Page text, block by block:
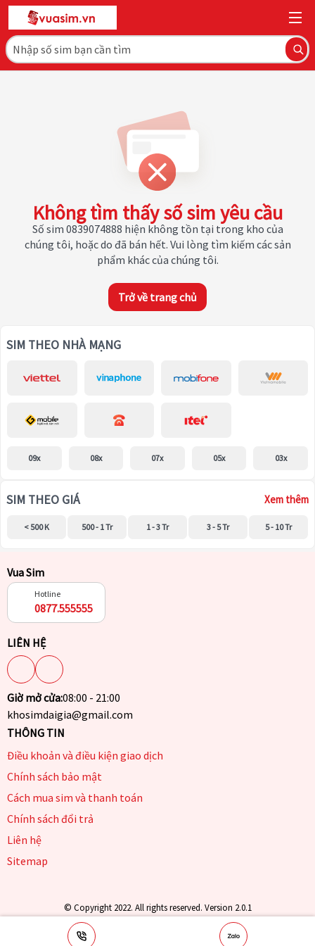
Không tìm thấy số sim yêu cầu
Số sim 0839074888 hiện không tồn tại trong kho của
chúng tôi, hoặc do đã bán hết. Vui lòng tìm kiếm các sản
phẩm khác của chúng tôi.
Trở về trang chủ
SIM THEO NHÀ MẠNG
09x 08x 07x 05x 03x
SIM THEO GIÁ Xem thêm
< 500 K 500 - 1 Tr 1 - 3 Tr 3 - 5 Tr 5 - 10 Tr
Vua Sim
Hotline
0877.555555
LIÊN HỆ
Giờ mở cửa:08:00 - 21:00
khosimdaigia@gmail.com
THÔNG TIN
Điều khoản và điều kiện giao dịch
Chính sách bảo mật
Cách mua sim và thanh toán
Chính sách đổi trả
Liên hệ
Sitemap
© Copyright 2022. All rights reserved. Version 2.0.1